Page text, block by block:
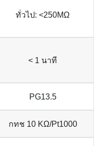
ทั่วไป: <250ΜΩ
< 1 นาที
PG13.5
กทช 10 KΩ/Pt1000